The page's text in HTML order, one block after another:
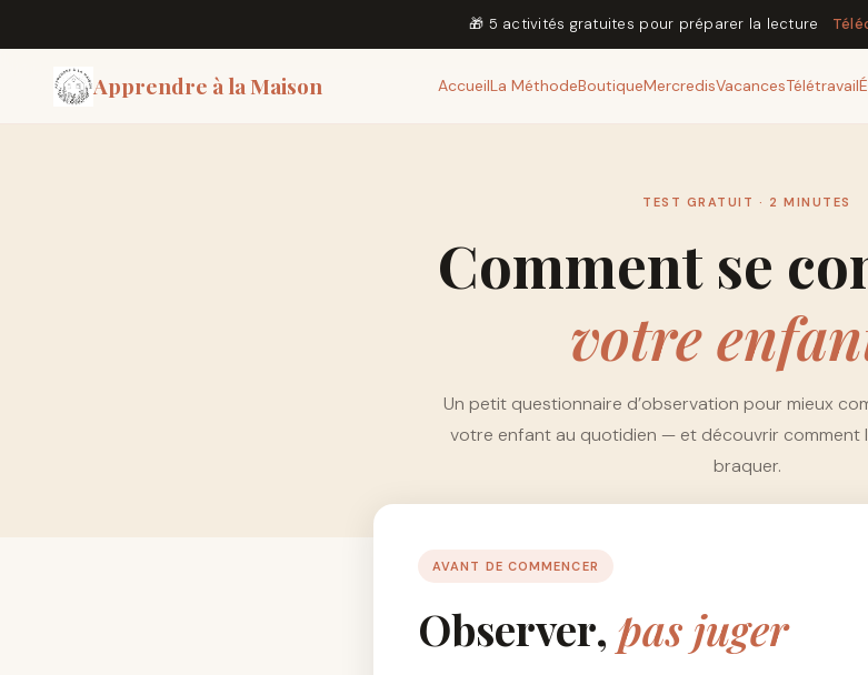
🎁 5 activités gratuites pour préparer la lecture
Apprendre à la Maison AccueilLa MéthodeBoutiqueMercredisVacancesTélétravail
TEST GRATUIT · 2 MINUTES
Comment se
votre
Un petit questionnaire d’observation pour mieux
votre enfant au quotidien — et découvrir comment
braquer.
AVANT DE COMMENCER
Observer, pas juger